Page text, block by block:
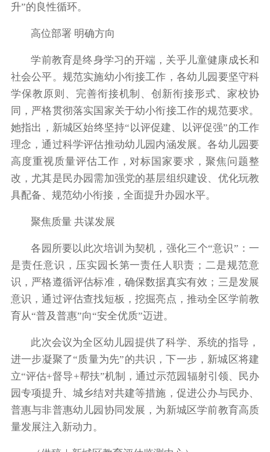
升”的良性循环。
高位部署 明确方向
学前教育是终身学习的开端，关乎儿童健康成长和
社会公平。规范实施幼小衔接工作，各幼儿园要坚守科
学保教原则、完善衔接机制、创新衔接形式、家校协
同，严格贯彻落实国家关于幼小衔接工作的规范要求。
她指出，新城区始终坚持“以评促建、以评促强”的工作
理念，通过科学评估推动幼儿园内涵发展。各幼儿园要
高度重视质量评估工作，对标国家要求，聚焦问题整
改，尤其是民办园需加强党的基层组织建设、优化玩教
具配备、规范幼小衔接，全面提升办园水平。
聚焦质量 共谋发展
各园所要以此次培训为契机，强化三个“意识”：一
是责任意识，压实园长第一责任人职责；二是规范意
识，严格遵循评估标准，确保数据真实有效；三是发展
意识，通过评估查找短板，挖掘亮点，推动全区学前教
育从“普及普惠”向“安全优质”迈进。
此次会议为全区幼儿园提供了科学、系统的指导，
进一步凝聚了“质量为先”的共识，下一步，新城区将建
立“评估+督导+帮扶”机制，通过示范园辐射引领、民办
园专项提升、城乡结对共建等措施，促进公办与民办、
普惠与非普惠幼儿园协同发展，为新城区学前教育高质
量发展注入新动力。